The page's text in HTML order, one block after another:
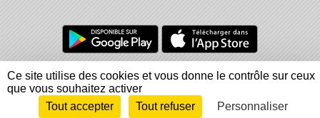
Charte cookies
Gestion des cookies
Informations légales
Signaler un contenu inapproprié
Envie de participer ?
Connexion
Ce site utilise des cookies et vous donne le contrôle sur ceux
que vous souhaitez activer
Tout accepter
Tout refuser Personnaliser